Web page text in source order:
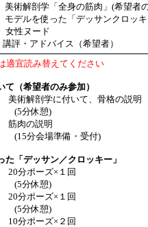
解剖学「全身の筋肉」(希望者
ルを使った「デッサンクロッキ
ド
アドバイス（希望者）
適宜読み替えてください
て（希望者のみ参加）
美術解剖学に付いて、骨格の説明
憩)
筋肉の説明
準備・受付)
た「デッサン／クロッキー」
20分ポーズ×１回
憩)
20分ポーズ×１回
憩)
10分ポーズ×２回